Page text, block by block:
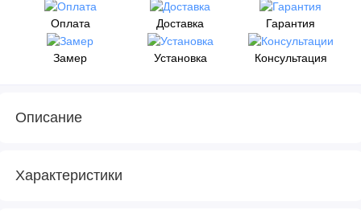
Оплата Доставка Гарантия
Замер Установка Консультация
Описание
Характеристики